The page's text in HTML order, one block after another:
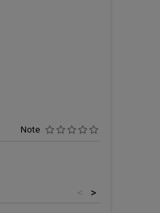
Note
>
<